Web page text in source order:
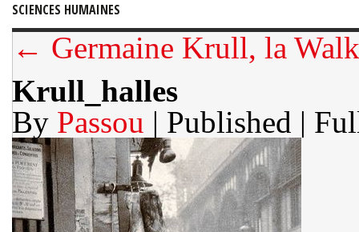
SCIENCES HUMAINES
← Germaine Krull, la
Krull_halles
By Passou | Published |